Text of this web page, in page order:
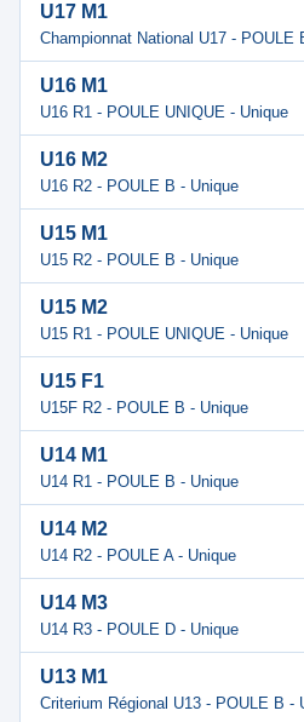
U17 M1
Championnat National U17 - POULE
U16 M1
U16 R1 - POULE UNIQUE - Unique
U16 M2
U16 R2 - POULE B - Unique
U15 M1
U15 R2 - POULE B - Unique
U15 M2
U15 R1 - POULE UNIQUE - Unique
U15 F1
U15F R2 - POULE B - Unique
U14 M1
U14 R1 - POULE B - Unique
U14 M2
U14 R2 - POULE A - Unique
U14 M3
U14 R3 - POULE D - Unique
U13 M1
Criterium Régional U13 - POULE B -